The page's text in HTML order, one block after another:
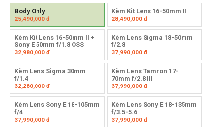
Body Only
25,490,000 đ
Kèm Kit Lens 16-50mm II
28,490,000đ
Kèm Kit Lens 16-50mm II +
Sony E 50mm f/1.8 OSS
32,980,000 đ
Kèm Lens Sigma 18-50mm
f/2.8
37,990,000đ
Kèm Lens Sigma 30mm
f/1.4
32,280,000 đ
Kèm Lens Tamron 17-
70mm f/2.8 III
37,990,000đ
Kèm Lens Sony E 18-105mm
f/4
37,990,000 đ
Kèm Lens Sony E 18-135mm
f/3.5-5.6
37,990,000đ